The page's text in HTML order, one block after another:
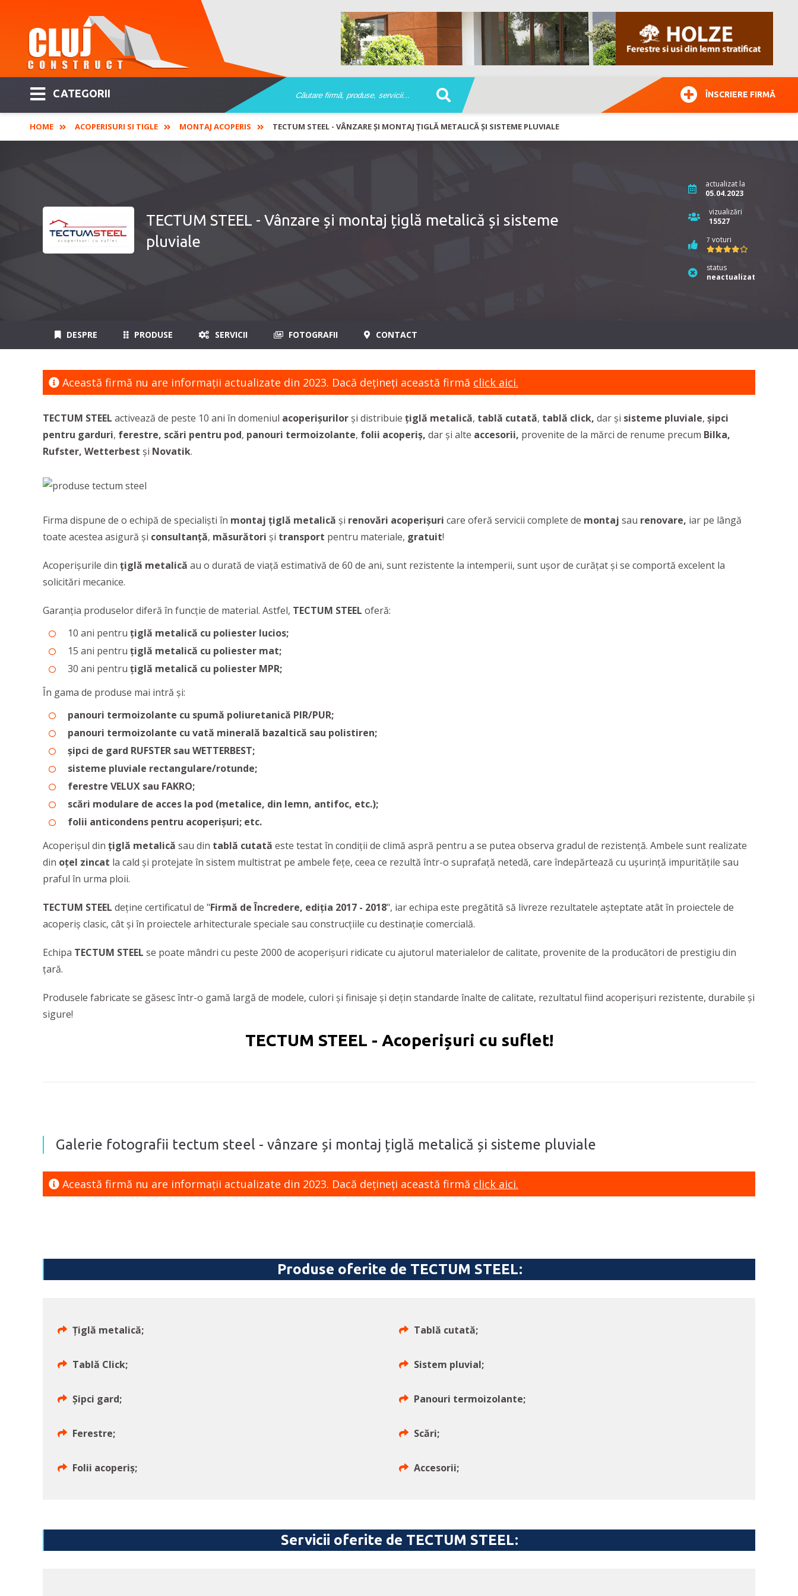
CATEGORII ÎNSCRIERE FIRMĂ
HOME ACOPERISURI SI TIGLE MONTAJ ACOPERIS TECTUM STEEL - VÂNZARE ȘI MONTAJ ȚIGLĂ METALICĂ ȘI SISTEME PLUVIALE
TECTUM STEEL - Vânzare și montaj țiglă metalică și sisteme
pluviale
actualizat la
05.04.2023
vizualizări
15527
7 voturi
status
neactualizat
DESPRE PRODUSE SERVICII FOTOGRAFII CONTACT
Această firmă nu are informaţii actualizate din 2023. Dacă dețineți această firmă click aici.
TECTUM STEEL activează de peste 10 ani în domeniul acoperișurilor și distribuie țiglă metalică, tablă cutată, tablă click, dar și sisteme pluviale, șipci
pentru garduri, ferestre, scări pentru pod, panouri termoizolante, folii acoperiș, dar și alte accesorii, provenite de la mărci de renume precum Bilka,
Rufster, Wetterbest și Novatik.
Firma dispune de o echipă de specialiști în montaj țiglă metalică și renovări acoperișuri care oferă servicii complete de montaj sau renovare, iar pe lângă
toate acestea asigură și consultanță, măsurători și transport pentru materiale, gratuit!
Acoperișurile din țiglă metalică au o durată de viață estimativă de 60 de ani, sunt rezistente la intemperii, sunt ușor de curățat și se comportă excelent la
solicitări mecanice.
Garanția produselor diferă în funcție de material. Astfel, TECTUM STEEL oferă:
10 ani pentru țiglă metalică cu poliester lucios;
15 ani pentru țiglă metalică cu poliester mat;
30 ani pentru țiglă metalică cu poliester MPR;
În gama de produse mai intră și:
panouri termoizolante cu spumă poliuretanică PIR/PUR;
panouri termoizolante cu vată minerală bazaltică sau polistiren;
șipci de gard RUFSTER sau WETTERBEST;
sisteme pluviale rectangulare/rotunde;
ferestre VELUX sau FAKRO;
scări modulare de acces la pod (metalice, din lemn, antifoc, etc.);
folii anticondens pentru acoperișuri; etc.
Acoperișul din țiglă metalică sau din tablă cutată este testat în condiții de climă aspră pentru a se putea observa gradul de rezistență. Ambele sunt realizate
din oțel zincat la cald și protejate în sistem multistrat pe ambele fețe, ceea ce rezultă într-o suprafață netedă, care îndepărtează cu ușurință impuritățile sau
praful în urma ploii.
TECTUM STEEL deține certificatul de "Firmă de Încredere, ediția 2017 - 2018", iar echipa este pregătită să livreze rezultatele așteptate atât în proiectele de
acoperiș clasic, cât și în proiectele arhitecturale speciale sau construcțiile cu destinație comercială.
Echipa TECTUM STEEL se poate mândri cu peste 2000 de acoperișuri ridicate cu ajutorul materialelor de calitate, provenite de la producători de prestigiu din
țară.
Produsele fabricate se găsesc într-o gamă largă de modele, culori și finisaje și dețin standarde înalte de calitate, rezultatul fiind acoperișuri rezistente, durabile și
sigure!
TECTUM STEEL - Acoperișuri cu suflet!
Galerie fotografii tectum steel - vânzare și montaj țiglă metalică și sisteme pluviale
Această firmă nu are informaţii actualizate din 2023. Dacă dețineți această firmă click aici.
Produse oferite de TECTUM STEEL:
Țiglă metalică; Tablă cutată;
Tablă Click; Sistem pluvial;
Șipci gard; Panouri termoizolante;
Ferestre; Scări;
Folii acoperiș; Accesorii;
Servicii oferite de TECTUM STEEL: